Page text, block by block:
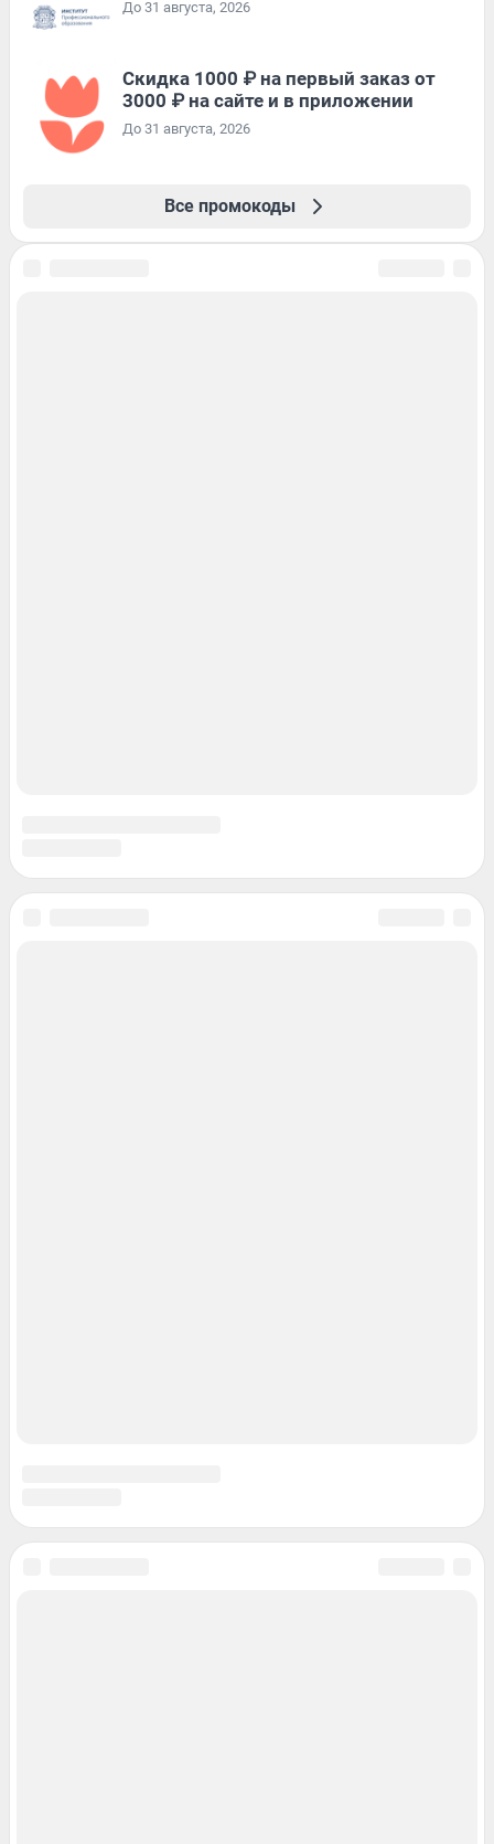
До 31 августа, 2026
Скидка 1000 ₽ на первый заказ от
3000 ₽ на сайте и в приложении
До 31 августа, 2026
Все промокоды